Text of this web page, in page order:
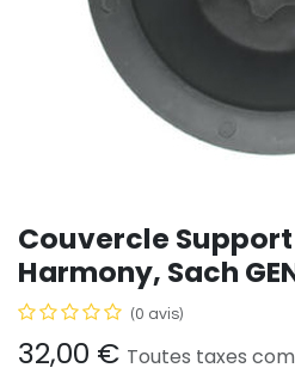
Couvercle
Harmony, Sach
(0 avis)
32,00 € Toutes taxes